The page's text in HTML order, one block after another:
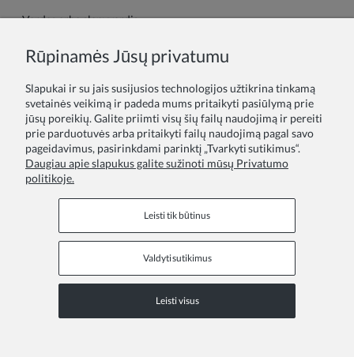
Vardas arba slapyvardis:
Rūpinamės Jūsų privatumu
Slapukai ir su jais susijusios technologijos užtikrina tinkamą
svetainės veikimą ir padeda mums pritaikyti pasiūlymą prie
jūsų poreikių. Galite priimti visų šių failų naudojimą ir pereiti
prie parduotuvės arba pritaikyti failų naudojimą pagal savo
pageidavimus, pasirinkdami parinktį „Tvarkyti sutikimus“.
Daugiau apie slapukus galite sužinoti mūsų Privatumo
politikoje.
Leisti tik būtinus
Valdyti sutikimus
Leisti visus